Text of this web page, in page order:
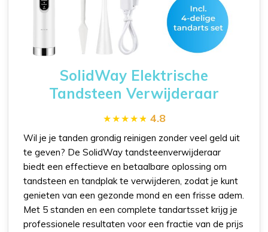
SolidWay Elektrische
Tandsteen Verwijderaar
4.8
Wil je je tanden grondig reinigen zonder veel geld uit
te geven? De SolidWay tandsteenverwijderaar
biedt een effectieve en betaalbare oplossing om
tandsteen en tandplak te verwijderen, zodat je kunt
genieten van een gezonde mond en een frisse adem.
Met 5 standen en een complete tandartsset krijg je
professionele resultaten voor een fractie van de prijs